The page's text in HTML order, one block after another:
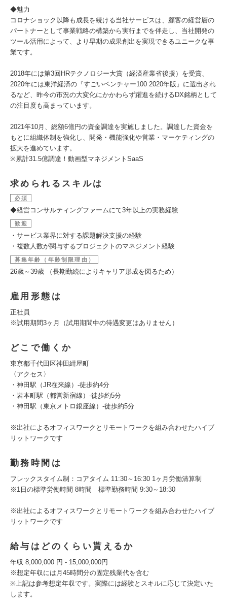
◆魅力
コロナショック以降も成長を続ける当社サービスは、顧客の経営層の
パートナーとして事業戦略の構築から実行までを伴走し、当社開発の
ツール活用によって、より早期の成果創出を実現できるユニークな事
業です。
2018年には第3回HRテクノロジー大賞（経済産業省後援）を受賞、
2020年には東洋経済の『すごいベンチャー100 2020年版』に選出され
るなど、昨今の市況の大変化にかかわらず躍進を続けるDX銘柄として
の注目度も高まっています。
2021年10月、総額6億円の資金調達を実施しました。調達した資金を
もとに組織体制を強化し、開発・機能強化や営業・マーケティングの
拡大を進めています。
※累計31.5億調達！動画型マネジメントSaaS
求められるスキルは
必須
◆経営コンサルティングファームにて3年以上の実務経験
歓迎
・サービス業界に対する課題解決支援の経験
・複数人数が関与するプロジェクトのマネジメント経験
募集年齢（年齢制限理由）
26歳～39歳 （長期勤続によりキャリア形成を図るため）
雇用形態は
正社員
※試用期間3ヶ月（試用期間中の待遇変更はありません）
どこで働くか
東京都千代田区神田紺屋町
〈アクセス〉
・神田駅（JR在来線）-徒歩約4分
・岩本町駅（都営新宿線）-徒歩約5分
・神田駅（東京メトロ銀座線）-徒歩約5分
※出社によるオフィスワークとリモートワークを組み合わせたハイブ
リットワークです
勤務時間は
フレックスタイム制：コアタイム 11:30～16:30 1ヶ月労働清算制
※1日の標準労働時間 8時間 標準勤務時間 9:30～18:30
※出社によるオフィスワークとリモートワークを組み合わせたハイブ
リットワークです
給与はどのくらい貰えるか
年収 8,000,000 円 - 15,000,000円
※想定年収には月45時間分の固定残業代を含む
※上記は参考想定年収です。実際には経験とスキルに応じて決定いた
します。